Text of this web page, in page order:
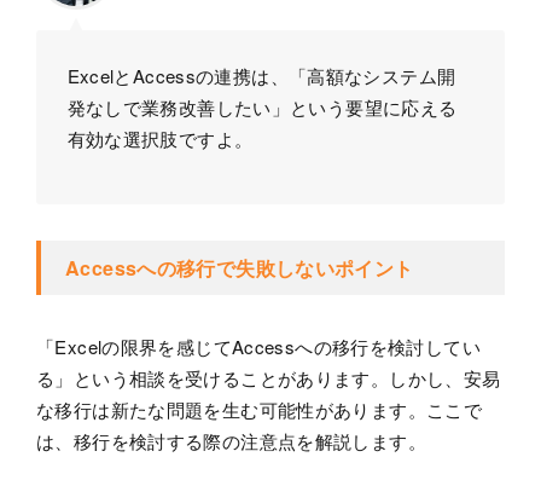
ExcelとAccessの連携は、「高額なシステム開
発なしで業務改善したい」という要望に応える
有効な選択肢ですよ。
Accessへの移行で失敗しないポイント
「Excelの限界を感じてAccessへの移行を検討してい
る」という相談を受けることがあります。しかし、安易
な移行は新たな問題を生む可能性があります。ここで
は、移行を検討する際の注意点を解説します。